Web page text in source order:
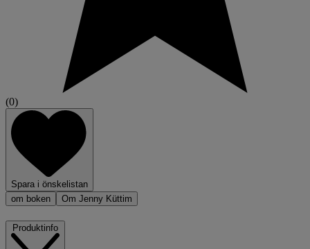
(0)
Spara i önskelistan
om boken
Om Jenny Küttim